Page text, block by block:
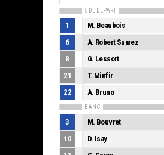
5 DE DEPART
1 M. Beaubois
6 A. Robert Suarez
8 G. Lessort
21 T. Minfir
22 A. Bruno
BANC
3 M. Bouvret
10 D. Isay